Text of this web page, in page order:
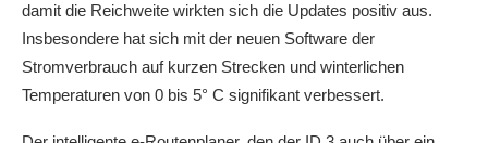
damit die Reichweite wirkten sich die Updates positiv aus.
Insbesondere hat sich mit der neuen Software der
Stromverbrauch auf kurzen Strecken und winterlichen
Temperaturen von 0 bis 5° C signifikant verbessert.